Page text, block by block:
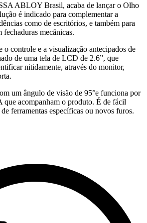
ABLOY Brasil, acaba de lançar o Olho
é indicado para complementar a
como de escritórios, e também para
fechaduras mecânicas.
controle e a visualização antecipados de
de uma tela de LCD de 2.6”, que
nitidamente, através do monitor,
um ângulo de visão de 95°e funciona por
que acompanham o produto. É de fácil
ferramentas específicas ou novos furos.